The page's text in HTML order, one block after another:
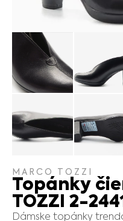
MARCO TOZZI
Topánky
TOZZI 2-
Dámske topánky